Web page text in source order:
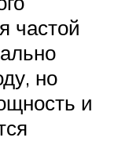
частой
но
и